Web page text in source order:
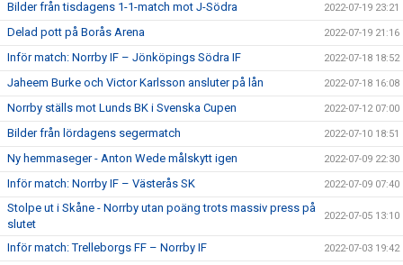
Bilder från tisdagens 1-1-match mot J-Södra 2022-07-19 23:21
Delad pott på Borås Arena 2022-07-19 21:16
Inför match: Norrby IF – Jönköpings Södra IF 2022-07-18 18:52
Jaheem Burke och Victor Karlsson ansluter på lån 2022-07-18 16:08
Norrby ställs mot Lunds BK i Svenska Cupen 2022-07-12 07:00
Bilder från lördagens segermatch 2022-07-10 18:51
Ny hemmaseger - Anton Wede målskytt igen 2022-07-09 22:30
Inför match: Norrby IF – Västerås SK 2022-07-09 07:40
Stolpe ut i Skåne - Norrby utan poäng trots massiv press på
slutet
2022-07-05 13:10
Inför match: Trelleborgs FF – Norrby IF 2022-07-03 19:42